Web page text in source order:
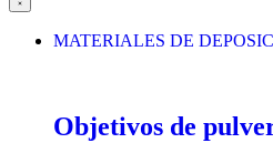
MATERIALES DE
Objetivos de